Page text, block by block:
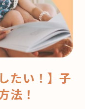
たい！】子
法！